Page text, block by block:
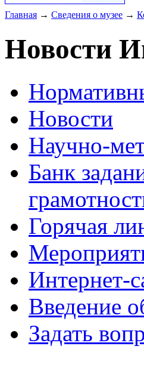
Главная → Сведения о музее →
Новости
Новости
Научно-
Банк
Горячая
Введение
Задать